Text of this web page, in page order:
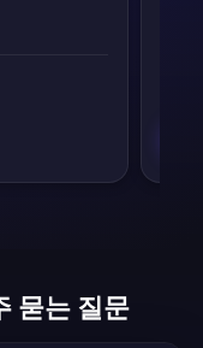
묻는 질문